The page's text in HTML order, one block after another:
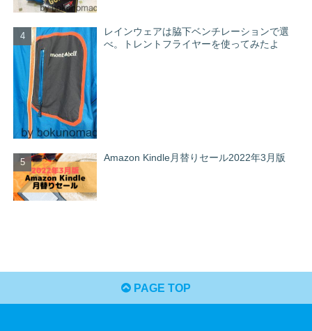
レインウェアは脇下ベンチレーションで選
べ。トレントフライヤーを使ってみたよ
Amazon Kindle月替りセール2022年3月版
PAGE TOP